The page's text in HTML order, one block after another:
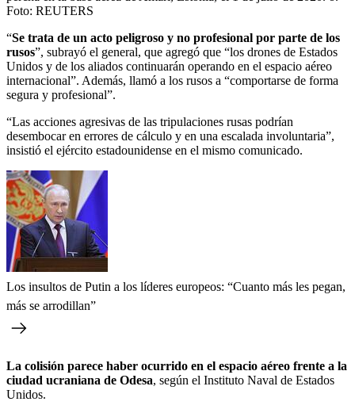
Foto: REUTERS
“Se trata de un acto peligroso y no profesional por parte de los
rusos”, subrayó el general, que agregó que “los drones de Estados
Unidos y de los aliados continuarán operando en el espacio aéreo
internacional”. Además, llamó a los rusos a “comportarse de forma
segura y profesional”.
“Las acciones agresivas de las tripulaciones rusas podrían
desembocar en errores de cálculo y en una escalada involuntaria”,
insistió el ejército estadounidense en el mismo comunicado.
Los insultos de Putin a los líderes europeos: “Cuanto más les pegan,
más se arrodillan”
La colisión parece haber ocurrido en el espacio aéreo frente a la
ciudad ucraniana de Odesa, según el Instituto Naval de Estados
Unidos.